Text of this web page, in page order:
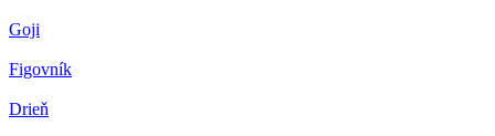
Goji
Figovník
Drieň